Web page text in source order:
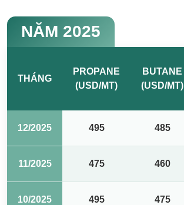
NĂM 2025
THÁNG
PROPANE
(USD/MT)
BUTANE
(USD/MT)
12/2025 495 485
11/2025 475 460
10/2025 495 475